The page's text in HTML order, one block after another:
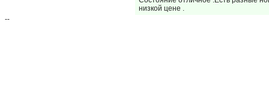
низкой цене .
--